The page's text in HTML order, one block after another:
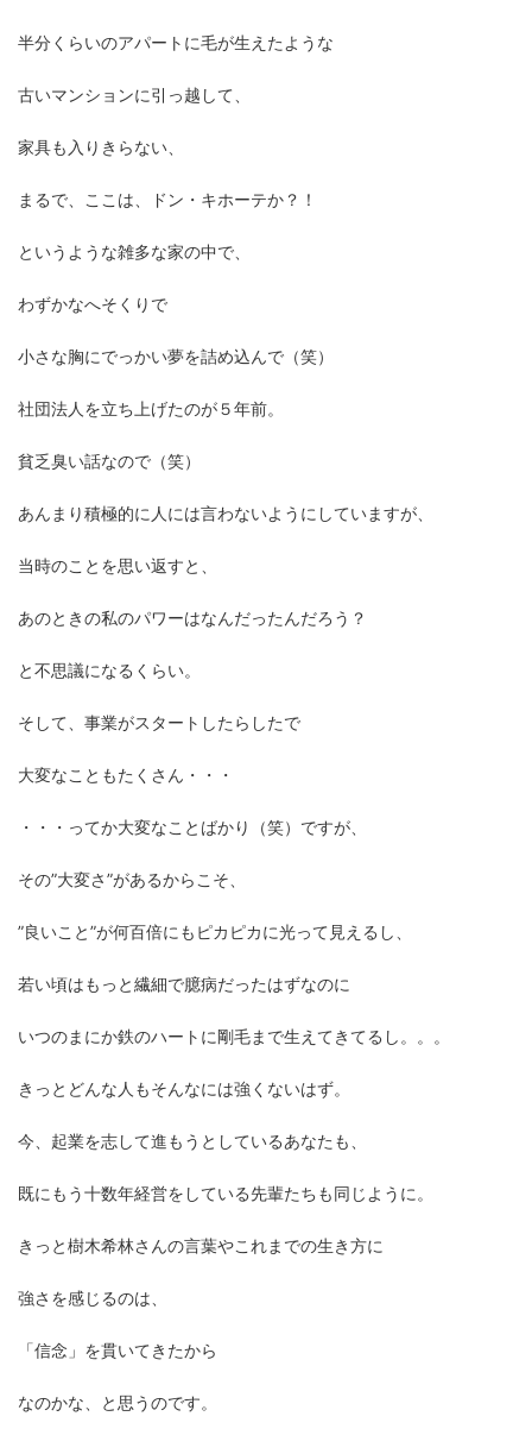
半分くらいのアパートに毛が生えたような
古いマンションに引っ越して、
家具も入りきらない、
まるで、ここは、ドン・キホーテか？！
というような雑多な家の中で、
わずかなへそくりで
小さな胸にでっかい夢を詰め込んで（笑）
社団法人を立ち上げたのが５年前。
貧乏臭い話なので（笑）
あんまり積極的に人には言わないようにしていますが、
当時のことを思い返すと、
あのときの私のパワーはなんだったんだろう？
と不思議になるくらい。
そして、事業がスタートしたらしたで
大変なこともたくさん・・・
・・・ってか大変なことばかり（笑）ですが、
その”大変さ”があるからこそ、
”良いこと”が何百倍にもピカピカに光って見えるし、
若い頃はもっと繊細で臆病だったはずなのに
いつのまにか鉄のハートに剛毛まで生えてきてるし。。。
きっとどんな人もそんなには強くないはず。
今、起業を志して進もうとしているあなたも、
既にもう十数年経営をしている先輩たちも同じように。
きっと樹木希林さんの言葉やこれまでの生き方に
強さを感じるのは、
「信念」を貫いてきたから
なのかな、と思うのです。